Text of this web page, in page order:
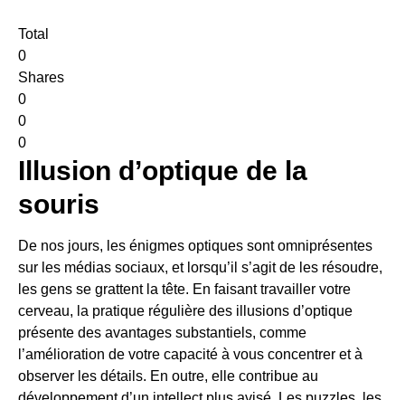
Total
0
Shares
0
0
0
Illusion d’optique de la
souris
De nos jours, les énigmes optiques sont omniprésentes
sur les médias sociaux, et lorsqu’il s’agit de les résoudre,
les gens se grattent la tête. En faisant travailler votre
cerveau, la pratique régulière des illusions d’optique
présente des avantages substantiels, comme
l’amélioration de votre capacité à vous concentrer et à
observer les détails. En outre, elle contribue au